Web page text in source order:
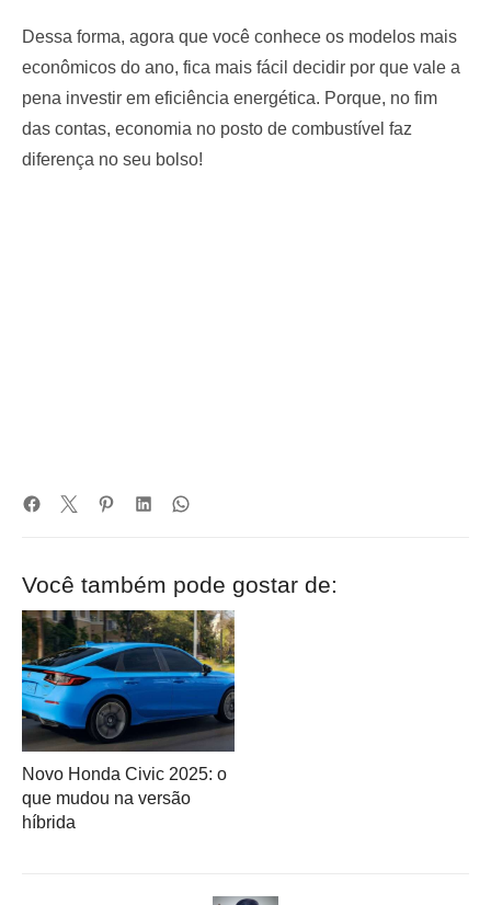
Dessa forma, agora que você conhece os modelos mais
econômicos do ano, fica mais fácil decidir por que vale a
pena investir em eficiência energética. Porque, no fim
das contas, economia no posto de combustível faz
diferença no seu bolso!
Você também pode gostar de:
Novo Honda Civic 2025: o
que mudou na versão
híbrida